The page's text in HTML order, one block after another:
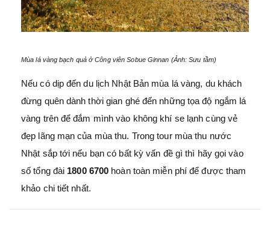
Mùa lá vàng bạch quả ở Công viên Sobue Ginnan (Ảnh: Sưu tầm)
Nếu có dịp đến du lịch Nhật Bản mùa lá vàng, du khách
đừng quên dành thời gian ghé đến những tọa độ ngắm lá
vàng trên để đắm mình vào không khí se lạnh cùng vẻ
đẹp lãng mạn của mùa thu. Trong tour mùa thu nước
Nhật sắp tới nếu bạn có bất kỳ vấn đề gì thì hãy gọi vào
số tổng đài 1800 6700 hoàn toàn miễn phí để được tham
khảo chi tiết nhất.